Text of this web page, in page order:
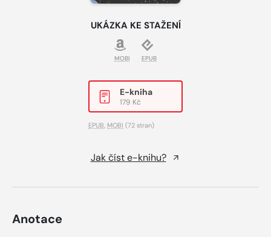
UKÁZKA KE STAŽENÍ
MOBI EPUB
E-kniha
179 Kč
EPUB, MOBI (72 stran)
Jak číst e-knihu?
Anotace